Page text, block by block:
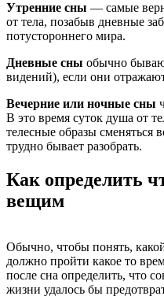
Утренние сны — самые
от тела, позабыв дневные
потустороннего мира.
Дневные сны обычно
видений), если они
Вечерние или ночные сны
В это время суток душа от
телесные образы
трудно бывает разобрать.
Как определить
вещим
Обычно, чтобы понять,
должно пройти какое то
после сна определить, что
жизни удалось бы